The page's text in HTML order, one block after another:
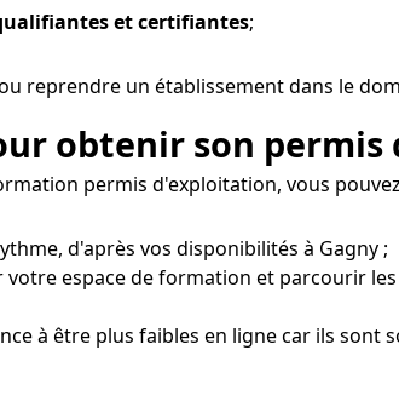
et certifiantes;
reprendre un établissement dans le
obtenir son
permis d'exploitation, vous
d'après vos disponibilités à Gagny ;
espace de formation et parcourir
à être plus faibles en ligne car ils sont